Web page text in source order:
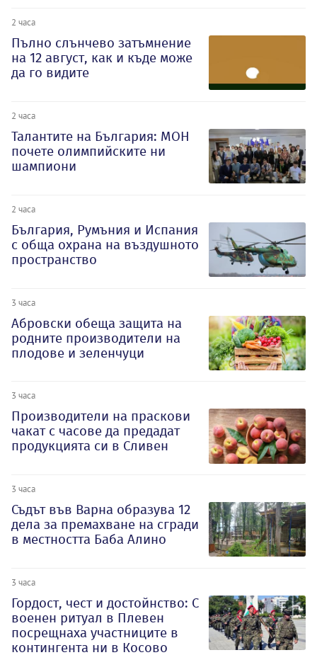
2 часа
Пълно слънчево затъмнение
на 12 август, как и къде може
да го видите
2 часа
Талантите на България: МОН
почете олимпийските ни
шампиони
2 часа
България, Румъния и Испания
с обща охрана на въздушното
пространство
3 часа
Абровски обеща защита на
родните производители на
плодове и зеленчуци
3 часа
Производители на праскови
чакат с часове да предадат
продукцията си в Сливен
3 часа
Съдът във Варна образува 12
дела за премахване на сгради
в местността Баба Алино
3 часа
Гордост, чест и достойнство: С
военен ритуал в Плевен
посрещнаха участниците в
контингента ни в Косово